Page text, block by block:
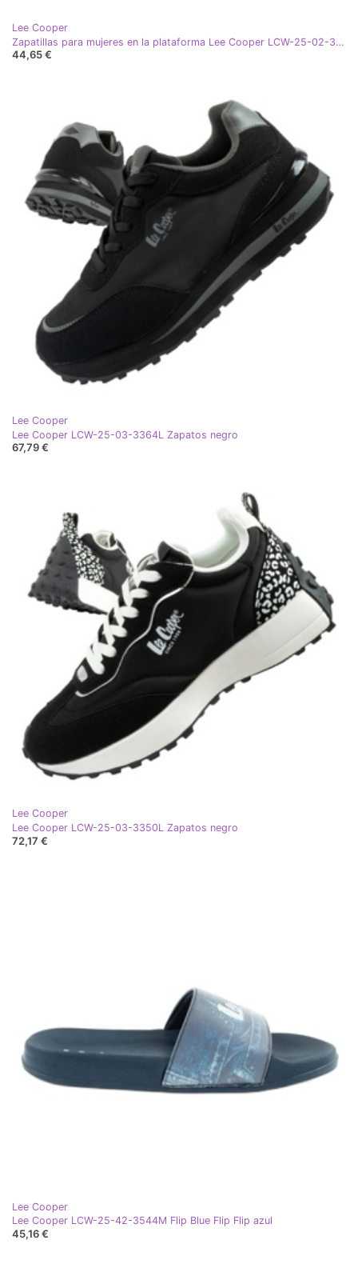
Lee Cooper
Zapatillas para mujeres en la plataforma Lee Cooper LCW-25-02-3289 White blanco
44,65 €
Lee Cooper
Lee Cooper LCW-25-03-3364L Zapatos negro
67,79 €
Lee Cooper
Lee Cooper LCW-25-03-3350L Zapatos negro
72,17 €
Lee Cooper
Lee Cooper LCW-25-42-3544M Flip Blue Flip Flip azul
45,16 €